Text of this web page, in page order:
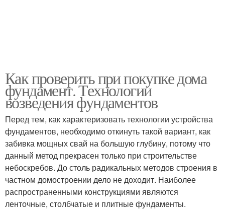
Как проверить при покупке дома
фундамент. Технологии
возведения фундаментов
Перед тем, как характеризовать технологии устройства
фундаментов, необходимо откинуть такой вариант, как
забивка мощных свай на большую глубину, потому что
данный метод прекрасен только при строительстве
небоскребов. До столь радикальных методов строения в
частном домостроении дело не доходит. Наиболее
распространенными конструкциями являются
ленточные, столбчатые и плитные фундаменты.